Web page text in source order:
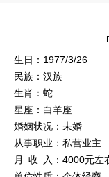
生日：1977/3/26
民族：汉族
生肖：蛇
星座：白羊座
婚姻状况：未婚
从事职业：私营业主
月 收 入：4000元左